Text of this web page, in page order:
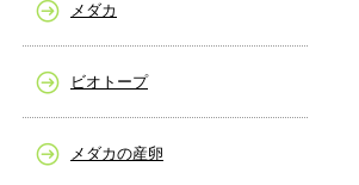
メダカ
ビオトープ
メダカの産卵